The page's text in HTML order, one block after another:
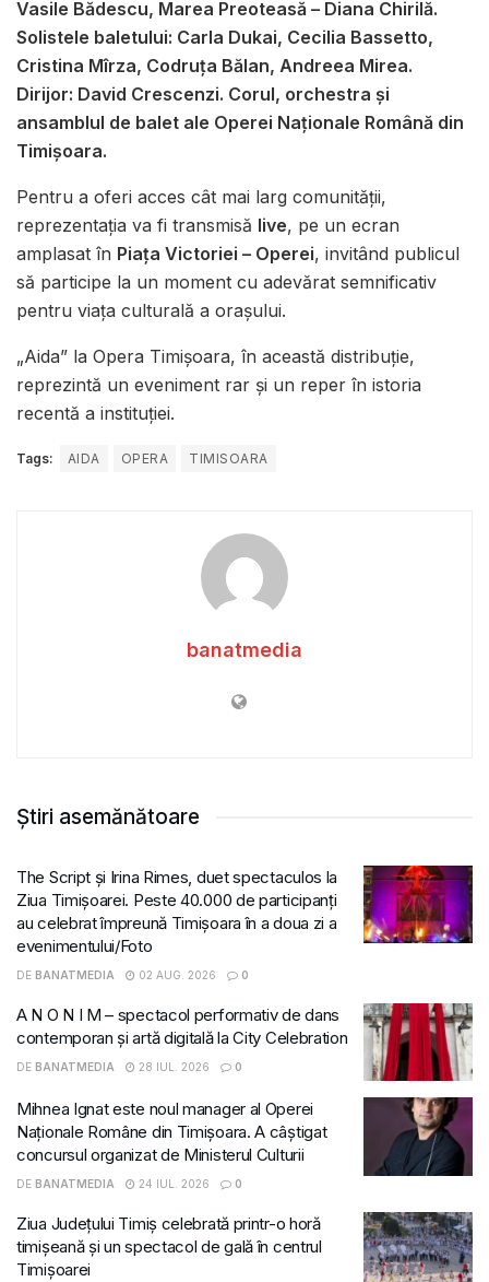
Vasile Bădescu, Marea Preoteasă – Diana Chirilă.
Solistele baletului: Carla Dukai, Cecilia Bassetto,
Cristina Mîrza, Codruța Bălan, Andreea Mirea.
Dirijor: David Crescenzi. Corul, orchestra și
ansamblul de balet ale Operei Naționale Română din
Timișoara.
Pentru a oferi acces cât mai larg comunității,
reprezentația va fi transmisă live, pe un ecran
amplasat în Piața Victoriei – Operei, invitând publicul
să participe la un moment cu adevărat semnificativ
pentru viața culturală a orașului.
„Aida” la Opera Timișoara, în această distribuție,
reprezintă un eveniment rar și un reper în istoria
recentă a instituției.
Tags: AIDA OPERA TIMISOARA
banatmedia
Știri asemănătoare
The Script și Irina Rimes, duet spectaculos la
Ziua Timișoarei. Peste 40.000 de participanți
au celebrat împreună Timișoara în a doua zi a
evenimentului/Foto
DE BANATMEDIA 02 AUG. 2026 0
A N O N I M – spectacol performativ de dans
contemporan și artă digitală la City Celebration
DE BANATMEDIA 28 IUL. 2026 0
Mihnea Ignat este noul manager al Operei
Naționale Române din Timișoara. A câștigat
concursul organizat de Ministerul Culturii
DE BANATMEDIA 24 IUL. 2026 0
Ziua Județului Timiș celebrată printr-o horă
timișeană și un spectacol de gală în centrul
Timișoarei